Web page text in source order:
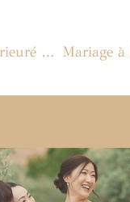
Mariage au Prieuré de Vernelle